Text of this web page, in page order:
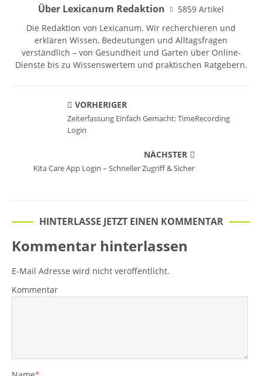
Über Lexicanum Redaktion
5859 Artikel
Die Redaktion von Lexicanum. Wir recherchieren und
erklären Wissen, Bedeutungen und Alltagsfragen
verständlich – von Gesundheit und Garten über Online-
Dienste bis zu Wissenswertem und praktischen Ratgebern.
VORHERIGER
Zeiterfassung Einfach Gemacht: TimeRecording
Login
NÄCHSTER
Kita Care App Login – Schneller Zugriff & Sicher
HINTERLASSE JETZT EINEN KOMMENTAR
Kommentar hinterlassen
E-Mail Adresse wird nicht veröffentlicht.
Kommentar